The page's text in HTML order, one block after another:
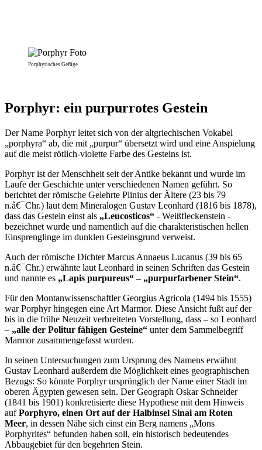
Porphyrisches Gefüge
Porphyr: ein purpurrotes Gestein
Der Name Porphyr leitet sich von der altgriechischen Vokabel
„porphyra“ ab, die mit „purpur“ übersetzt wird und eine Anspielung
auf die meist rötlich-violette Farbe des Gesteins ist.
Porphyr ist der Menschheit seit der Antike bekannt und wurde im
Laufe der Geschichte unter verschiedenen Namen geführt. So
berichtet der römische Gelehrte Plinius der Ältere (23 bis 79
n.â€¯Chr.) laut dem Mineralogen Gustav Leonhard (1816 bis 1878),
dass das Gestein einst als „Leucosticos“ - Weißfleckenstein -
bezeichnet wurde und namentlich auf die charakteristischen hellen
Einsprenglinge im dunklen Gesteinsgrund verweist.
Auch der römische Dichter Marcus Annaeus Lucanus (39 bis 65
n.â€¯Chr.) erwähnte laut Leonhard in seinen Schriften das Gestein
und nannte es „Lapis purpureus“ – „purpurfarbener Stein“.
Für den Montanwissenschaftler Georgius Agricola (1494 bis 1555)
war Porphyr hingegen eine Art Marmor. Diese Ansicht fußt auf der
bis in die frühe Neuzeit verbreiteten Vorstellung, dass – so Leonhard
– „alle der Politur fähigen Gesteine“ unter dem Sammelbegriff
Marmor zusammengefasst wurden.
In seinen Untersuchungen zum Ursprung des Namens erwähnt
Gustav Leonhard außerdem die Möglichkeit eines geographischen
Bezugs: So könnte Porphyr ursprünglich der Name einer Stadt im
oberen Ägypten gewesen sein. Der Geograph Oskar Schneider
(1841 bis 1901) konkretisierte diese Hypothese mit dem Hinweis
aufPorphyro, einen Ort auf der Halbinsel Sinai am Roten
Meer, in dessen Nähe sich einst ein Berg namens „Mons
Porphyrites“ befunden haben soll, ein historisch bedeutendes
Abbaugebiet für den begehrten Stein.